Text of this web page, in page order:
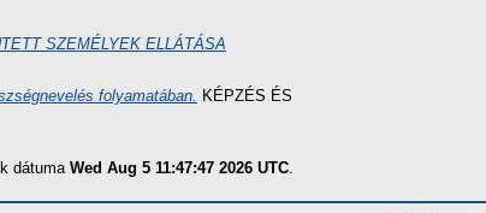
SZEMÉLYEK ELLÁTÁSA
folyamatában. KÉPZÉS ÉS
dátuma Wed Aug 5 11:47:47 2026 UTC